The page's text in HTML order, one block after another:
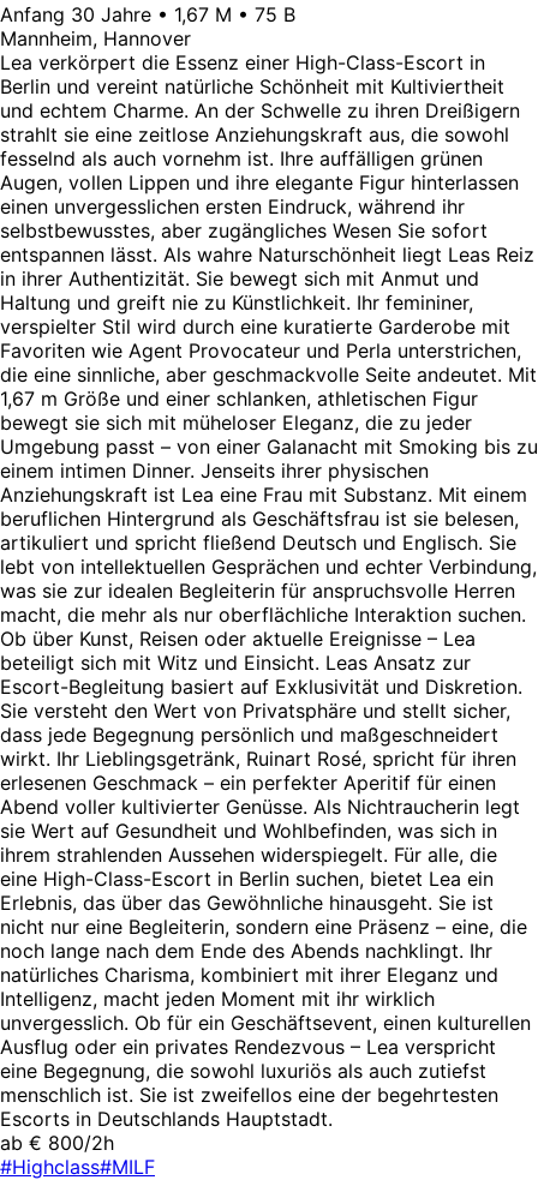
Anfang 30 Jahre • 1,67 M • 75 B
Mannheim, Hannover
Lea verkörpert die Essenz einer High-Class-Escort in
Berlin und vereint natürliche Schönheit mit Kultiviertheit
und echtem Charme. An der Schwelle zu ihren Dreißigern
strahlt sie eine zeitlose Anziehungskraft aus, die sowohl
fesselnd als auch vornehm ist. Ihre auffälligen grünen
Augen, vollen Lippen und ihre elegante Figur hinterlassen
einen unvergesslichen ersten Eindruck, während ihr
selbstbewusstes, aber zugängliches Wesen Sie sofort
entspannen lässt. Als wahre Naturschönheit liegt Leas Reiz
in ihrer Authentizität. Sie bewegt sich mit Anmut und
Haltung und greift nie zu Künstlichkeit. Ihr femininer,
verspielter Stil wird durch eine kuratierte Garderobe mit
Favoriten wie Agent Provocateur und Perla unterstrichen,
die eine sinnliche, aber geschmackvolle Seite andeutet. Mit
1,67 m Größe und einer schlanken, athletischen Figur
bewegt sie sich mit müheloser Eleganz, die zu jeder
Umgebung passt – von einer Galanacht mit Smoking bis zu
einem intimen Dinner. Jenseits ihrer physischen
Anziehungskraft ist Lea eine Frau mit Substanz. Mit einem
beruflichen Hintergrund als Geschäftsfrau ist sie belesen,
artikuliert und spricht fließend Deutsch und Englisch. Sie
lebt von intellektuellen Gesprächen und echter Verbindung,
was sie zur idealen Begleiterin für anspruchsvolle Herren
macht, die mehr als nur oberflächliche Interaktion suchen.
Ob über Kunst, Reisen oder aktuelle Ereignisse – Lea
beteiligt sich mit Witz und Einsicht. Leas Ansatz zur
Escort-Begleitung basiert auf Exklusivität und Diskretion.
Sie versteht den Wert von Privatsphäre und stellt sicher,
dass jede Begegnung persönlich und maßgeschneidert
wirkt. Ihr Lieblingsgetränk, Ruinart Rosé, spricht für ihren
erlesenen Geschmack – ein perfekter Aperitif für einen
Abend voller kultivierter Genüsse. Als Nichtraucherin legt
sie Wert auf Gesundheit und Wohlbefinden, was sich in
ihrem strahlenden Aussehen widerspiegelt. Für alle, die
eine High-Class-Escort in Berlin suchen, bietet Lea ein
Erlebnis, das über das Gewöhnliche hinausgeht. Sie ist
nicht nur eine Begleiterin, sondern eine Präsenz – eine, die
noch lange nach dem Ende des Abends nachklingt. Ihr
natürliches Charisma, kombiniert mit ihrer Eleganz und
Intelligenz, macht jeden Moment mit ihr wirklich
unvergesslich. Ob für ein Geschäftsevent, einen kulturellen
Ausflug oder ein privates Rendezvous – Lea verspricht
eine Begegnung, die sowohl luxuriös als auch zutiefst
menschlich ist. Sie ist zweifellos eine der begehrtesten
Escorts in Deutschlands Hauptstadt.
ab € 800/2h
#Highclass#MILF